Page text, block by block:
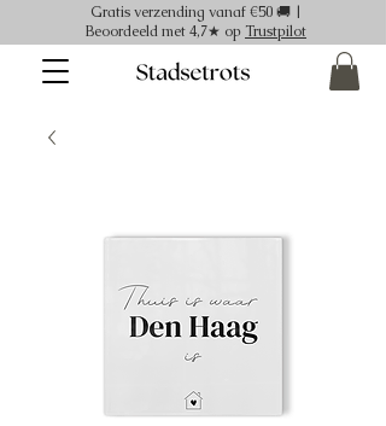
Gratis verzending vanaf €50 🚚 |
Beoordeeld met 4,7★ op Trustpilot